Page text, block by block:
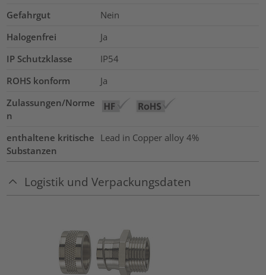
Gefahrgut
Nein
Halogenfrei
Ja
IP Schutzklasse
IP54
ROHS konform
Ja
Zulassungen/Norme
n
enthaltene kritische
Substanzen
Lead in Copper alloy 4%
Logistik und Verpackungsdaten